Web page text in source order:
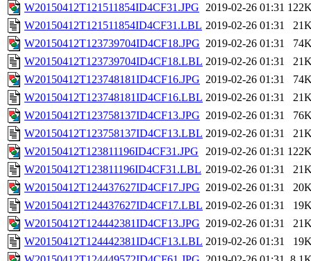
W20150412T121511854ID4CF31.JPG 2019-02-26 01:31
W20150412T121511854ID4CF31.LBL 2019-02-26 01:31
W20150412T123739704ID4CF18.JPG 2019-02-26 01:31
W20150412T123739704ID4CF18.LBL 2019-02-26 01:31
W20150412T123748181ID4CF16.JPG 2019-02-26 01:31
W20150412T123748181ID4CF16.LBL 2019-02-26 01:31
W20150412T123758137ID4CF13.JPG 2019-02-26 01:31
W20150412T123758137ID4CF13.LBL 2019-02-26 01:31
W20150412T123811196ID4CF31.JPG
2019-02-26 01:31
W20150412T123811196ID4CF31.LBL 2019-02-26 01:31
W20150412T124437627ID4CF17.JPG 2019-02-26 01:31
W20150412T124437627ID4CF17.LBL 2019-02-26 01:31
W20150412T124442381ID4CF13.JPG 2019-02-26 01:31
W20150412T124442381ID4CF13.LBL 2019-02-26 01:31